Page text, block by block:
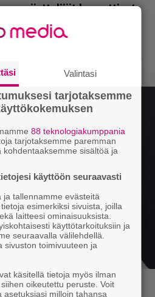
näyttelijät kasvattivat
kikalla – IMDb-
kuvia Helsingistä –
Valintasi
tarjotaksemme
88 teknologiakumppania
tarjotaksemme paremman
sisältöä ja
käyttöön seuraavasti
ja tallennamme evästeitä
esimerkiksi sivuista, joilla
laitteesi ominaisuuksista.
käyttötarkoituksiin ja
seuraavalla välilehdellä.
sivuston toimivuuteen ja
käsitellä tietoja myös ilman
oikeutettu peruste. Voit
milloin tahansa